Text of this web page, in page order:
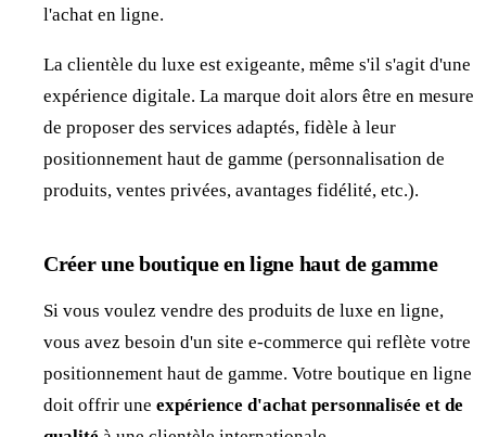
l'achat en ligne.
La clientèle du luxe est exigeante, même s'il s'agit d'une
expérience digitale. La marque doit alors être en mesure
de proposer des services adaptés, fidèle à leur
positionnement haut de gamme (personnalisation de
produits, ventes privées, avantages fidélité, etc.).
Créer une boutique en ligne haut de gamme
Si vous voulez vendre des produits de luxe en ligne,
vous avez besoin d'un site e-commerce qui reflète votre
positionnement haut de gamme. Votre boutique en ligne
doit offrir une expérience d'achat personnalisée et de